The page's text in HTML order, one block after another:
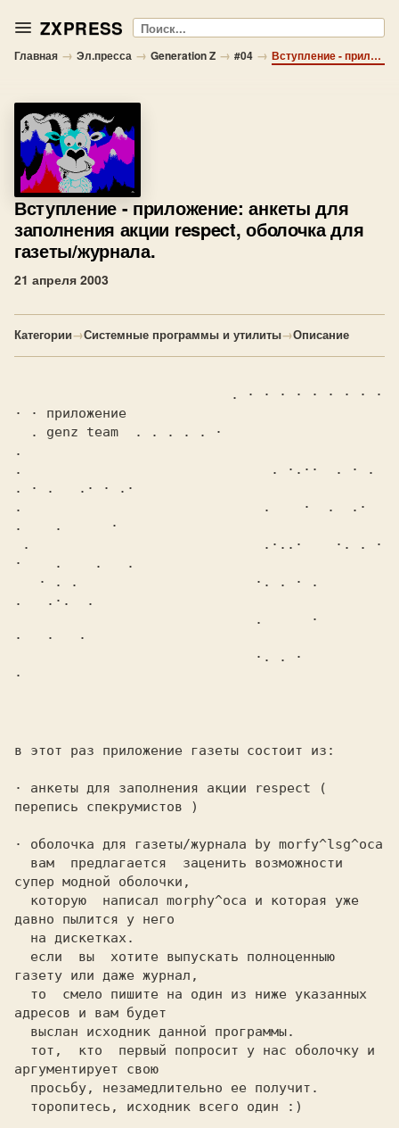
ZXPRESS Поиск
Главная → Эл.пресса → Generation Z → #04 → Вступление - приложение: анкеты для заполнения акции respect, оболочка для газеты/журнала.
Вступление- приложение: анкеты для
заполнения акции respect, оболочка для
газеты/журнала.
21 апреля 2003
Категории→Системные программы и утилиты→Описание
· · приложение
.
.                               . ·.··  . · .
. · .   .· · .·
.                              .    ·  .  .·
.    .      ·
·    .    .   .
.   .·.  .
·   ·   ·
·
в этот раз приложение газеты состоит из:
· анкеты для заполнения акции respect (
перепись спекрумистов )
· оболочка для газеты/журнала by morfy^lsg^oca
супер модной оболочки,
давно пылится у него
газету или даже журнал,
адресов и вам будет
аргументирует свою